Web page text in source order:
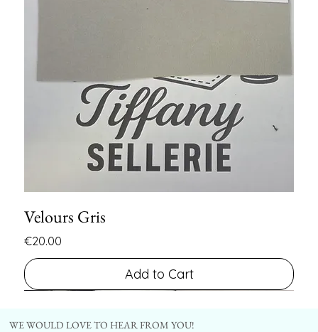
Velours Gris
Price
€20.00
Add to Cart
WE WOULD LOVE TO HEAR FROM YOU!